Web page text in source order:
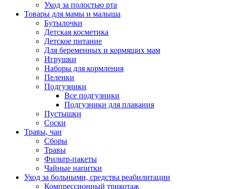
Уход за полостью рта
Товары для мамы и малыша
Бутылочки
Детская косметика
Детское питание
Для беременных и кормящих мам
Игрушки
Наборы для кормления
Пеленки
Подгузники
Все подгузники
Подгузники для плавания
Пустышки
Соски
Травы, чаи
Сборы
Травы
Фильтр-пакеты
Чайные напитки
Уход за больными, средства реабилитации
Компрессионный трикотаж